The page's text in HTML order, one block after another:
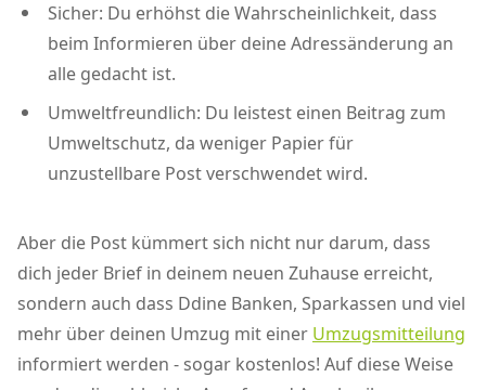
Sicher: Du erhöhst die Wahrscheinlichkeit, dass
beim Informieren über deine Adressänderung an
alle gedacht ist.
Umweltfreundlich: Du leistest einen Beitrag zum
Umweltschutz, da weniger Papier für
unzustellbare Post verschwendet wird.
Aber die Post kümmert sich nicht nur darum, dass
dich jeder Brief in deinem neuen Zuhause erreicht,
sondern auch dass Ddine Banken, Sparkassen und viel
mehr über deinen Umzug mit einer Umzugsmitteilung
informiert werden - sogar kostenlos! Auf diese Weise